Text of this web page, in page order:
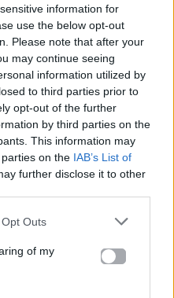
information for
use the below opt-out
Please note that after your
may continue seeing
information utilized by
to third parties prior to
opt-out of the further
by third parties on the
This information may
on the IAB’s List of
further disclose it to other
Outs
of my
Corporate News
Μία κάρτα για όλες τις
προνοιακές παροχές!
26.06.2026